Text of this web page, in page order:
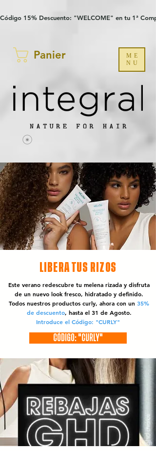
Código 15% Descuento: "WELCOME" en tu 1ª
Panier
ME
NU
LIBERA TUS RIZOS
Este verano redescubre tu melena rizada y disfruta
de un nuevo look fresco, hidratado y definido.
Todos nuestros productos curly, ahora con un 35%
de descuento, hasta el 31 de Agosto.
Introduce el Código: "CURLY"
CÓDIGO: "CURLY"